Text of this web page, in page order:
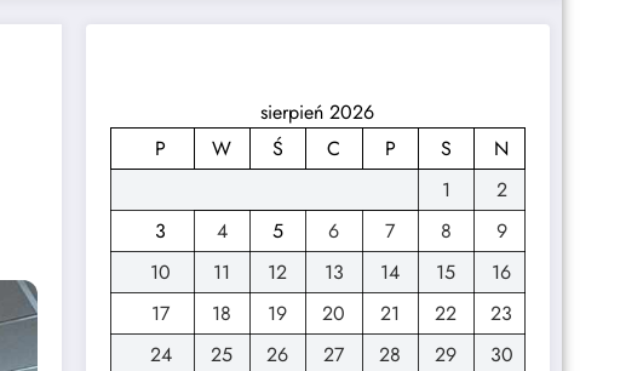
sierpień 2026
P
W Ś C P S
N
1
2
3
4 5 6 7 8
9
10
11 12 13 14 15
16
17
18 19 20 21 22
23
24
25 26 27 28 29
30